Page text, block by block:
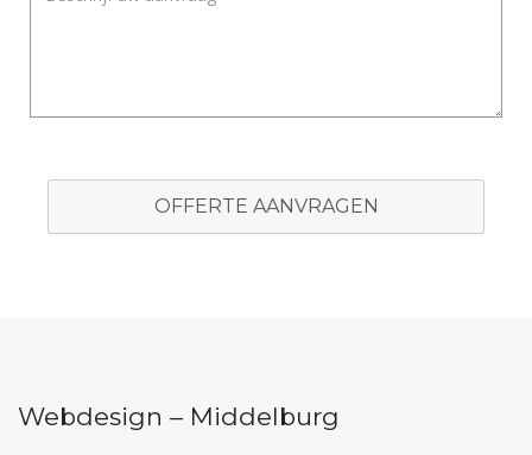
OFFERTE AANVRAGEN
Webdesign – Middelburg